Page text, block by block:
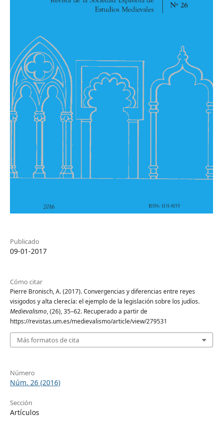
Publicado
09-01-2017
Cómo citar
Pierre Bronisch, A. (2017). Convergencias y diferencias entre reyes
visigodos y alta clerecía: el ejemplo de la legislación sobre los judíos.
Medievalismo, (26), 35–62. Recuperado a partir de
https://revistas.um.es/medievalismo/article/view/279531
Más formatos de cita
Número
Núm. 26 (2016)
Sección
Artículos